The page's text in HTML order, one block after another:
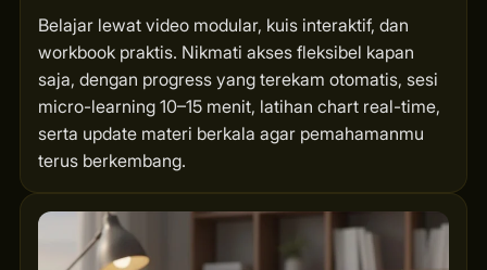
Belajar lewat video modular, kuis interaktif, dan
workbook praktis. Nikmati akses fleksibel kapan
saja, dengan progress yang terekam otomatis, sesi
micro-learning 10–15 menit, latihan chart real-time,
serta update materi berkala agar pemahamanmu
terus berkembang.